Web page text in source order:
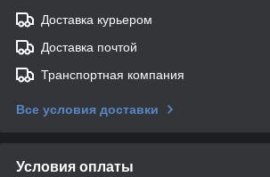
Доставка курьером
Доставка почтой
Транспортная компания
Все условия доставки
Условия оплаты